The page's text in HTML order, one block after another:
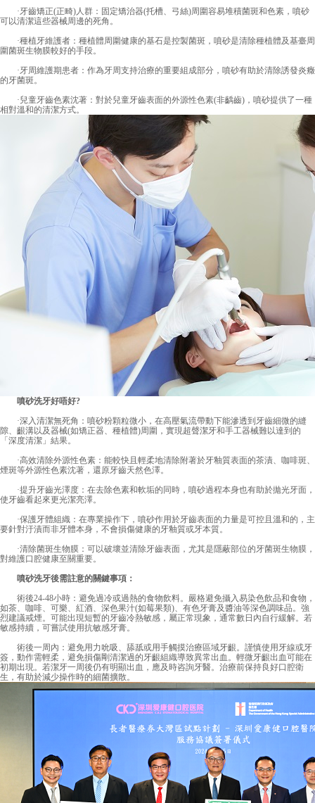
·牙齒矯正(正畸)人群：固定矯治器(托槽、弓絲)周圍容易堆積菌斑和色素，噴砂
可以清潔這些器械周邊的死角。
·種植牙維護者：種植體周圍健康的基石是控製菌斑，噴砂是清除種植體及基臺周
圍菌斑生物膜較好的手段。
·牙周維護期患者：作為牙周支持治療的重要組成部分，噴砂有助於清除誘發炎癥
的牙菌斑。
·兒童牙齒色素沈著：對於兒童牙齒表面的外源性色素(非齲齒)，噴砂提供了一種
相對溫和的清潔方式。
噴砂洗牙好唔好?
·深入清潔無死角：噴砂粉顆粒微小，在高壓氣流帶動下能滲透到牙齒細微的縫
隙、齦溝以及器械(如矯正器、種植體)周圍，實現超聲潔牙和手工器械難以達到的
「深度清潔」結果。
·高效清除外源性色素：能較快且輕柔地清除附著於牙釉質表面的茶漬、咖啡斑、
煙斑等外源性色素沈著，還原牙齒天然色澤。
·提升牙齒光澤度：在去除色素和軟垢的同時，噴砂過程本身也有助於拋光牙面，
使牙齒看起來更光潔亮澤。
·保護牙體組織：在專業操作下，噴砂作用於牙齒表面的力量是可控且溫和的，主
要針對汙漬而非牙體本身，不會損傷健康的牙釉質或牙本質。
·清除菌斑生物膜：可以破壞並清除牙齒表面，尤其是隱蔽部位的牙菌斑生物膜，
對維護口腔健康至關重要。
噴砂洗牙後需註意的關鍵事項：
術後24-48小時：避免過冷或過熱的食物飲料。嚴格避免攝入易染色飲品和食物，
如茶、咖啡、可樂、紅酒、深色果汁(如莓果類)、有色牙膏及醬油等深色調味品。強
烈建議戒煙。可能出現短暫的牙齒冷熱敏感，屬正常現象，通常數日內自行緩解。若
敏感持續，可嘗試使用抗敏感牙膏。
術後一周內：避免用力吮吸、舔舐或用手觸摸治療區域牙齦。謹慎使用牙線或牙
簽，動作需輕柔，避免損傷剛清潔過的牙齦組織導致異常出血。輕微牙齦出血可能在
初期出現。若潔牙一周後仍有明顯出血，應及時咨詢牙醫。治療前保持良好口腔衛
生，有助於減少操作時的細菌擴散。